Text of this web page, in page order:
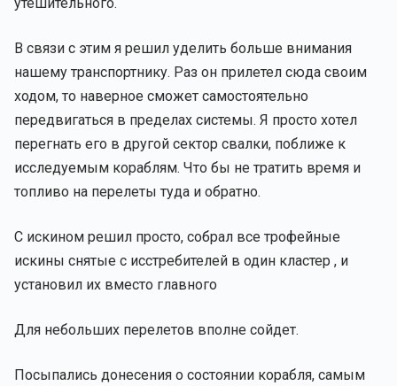
В связи с этим я решил уделить больше внимания
нашему транспортнику. Раз он прилетел сюда своим
ходом, то наверное сможет самостоятельно
передвигаться в пределах системы. Я просто хотел
перегнать его в другой сектор свалки, поближе к
исследуемым кораблям. Что бы не тратить время и
топливо на перелеты туда и обратно.
С искином решил просто, собрал все трофейные
искины снятые с исстребителей в один кластер , и
установил их вместо главного
Для небольших перелетов вполне сойдет.
Посыпались донесения о состоянии корабля, самым